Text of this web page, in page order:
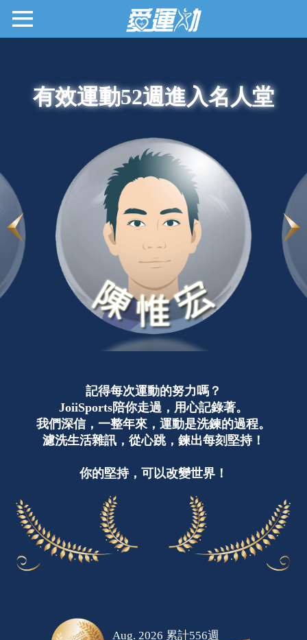
有效運動52週進入名人堂
記得每次運動的努力嗎？
JoiiSports陪你走過，用心記錄著。
我們深信，一整年來，運動是洗鍊的過程。
濾洗生活雜訊，從心跳，鍊出每刻堅持！
你的堅持，可以改變世界！